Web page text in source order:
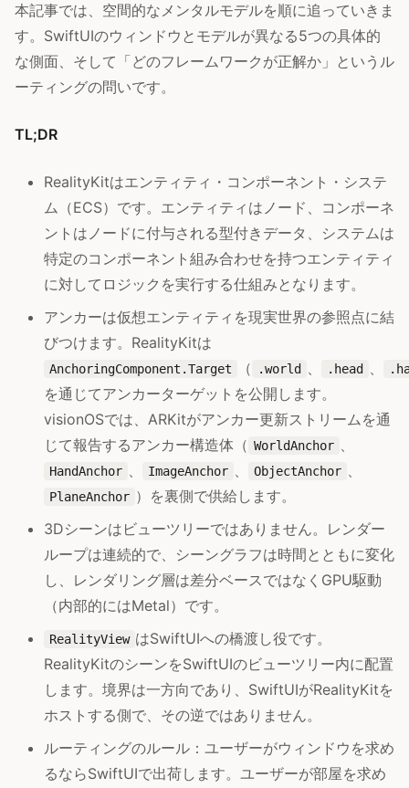
本記事では、空間的なメンタルモデルを順に追っていきま
す。SwiftUIのウィンドウとモデルが異なる5つの具体的
な側面、そして「どのフレームワークが正解か」というル
ーティングの問いです。
TL;DR
RealityKitはエンティティ・コンポーネント・システ
ム（ECS）です。エンティティはノード、コンポーネ
ントはノードに付与される型付きデータ、システムは
特定のコンポーネント組み合わせを持つエンティティ
に対してロジックを実行する仕組みとなります。
アンカーは仮想エンティティを現実世界の参照点に結
びつけます。RealityKitは
AnchoringComponent.Target （ .world 、 .head 、
を通じてアンカーターゲットを公開します。
visionOSでは、ARKitがアンカー更新ストリームを通
じて報告するアンカー構造体（ WorldAnchor 、
HandAnchor 、 ImageAnchor 、 ObjectAnchor 、
PlaneAnchor ）を裏側で供給します。
3Dシーンはビューツリーではありません。レンダー
ループは連続的で、シーングラフは時間とともに変化
し、レンダリング層は差分ベースではなくGPU駆動
（内部的にはMetal）です。
RealityView はSwiftUIへの橋渡し役です。
RealityKitのシーンをSwiftUIのビューツリー内に配置
します。境界は一方向であり、SwiftUIがRealityKitを
ホストする側で、その逆ではありません。
ルーティングのルール：ユーザーがウィンドウを求め
るならSwiftUIで出荷します。ユーザーが部屋を求め